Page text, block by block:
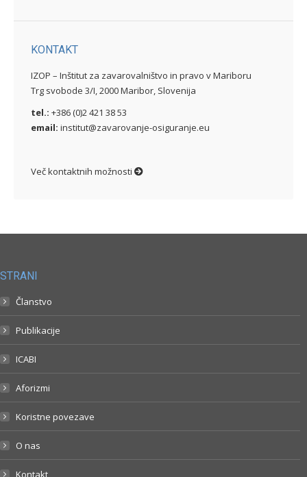
KONTAKT
IZOP – Inštitut za zavarovalništvo in pravo v Mariboru
Trg svobode 3/I, 2000 Maribor, Slovenija
tel.: +386 (0)2 421 38 53
email: institut@zavarovanje-osiguranje.eu
Več kontaktnih možnosti
STRANI
Članstvo
Publikacije
ICABI
Aforizmi
Koristne povezave
O nas